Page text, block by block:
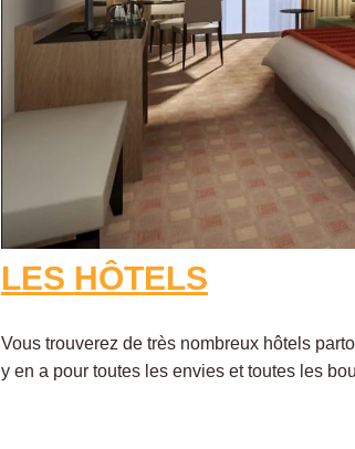
LES HÔTELS
Vous trouverez de très nombreux hôtels
y en a pour toutes les envies et toutes les